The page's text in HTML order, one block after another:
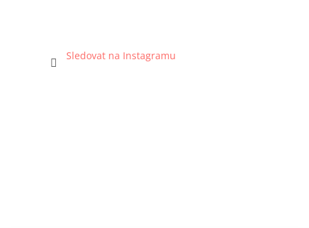
Sledovat na Instagramu